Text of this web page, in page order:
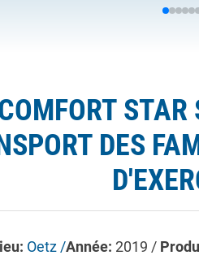
DES
Oetz /Année: 2019 /